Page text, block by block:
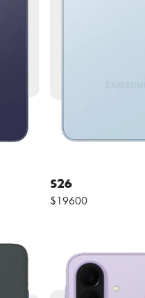
S26
$19600